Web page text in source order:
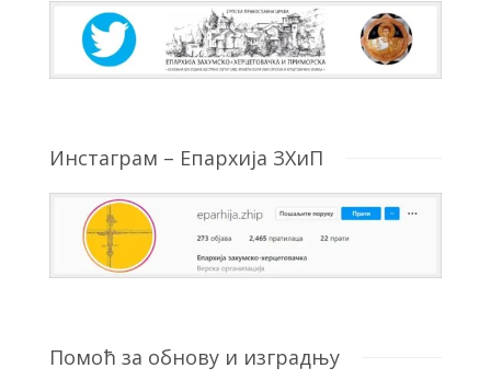
Инстаграм – Епархија ЗХиП
Помоћ за обнову и изградњу